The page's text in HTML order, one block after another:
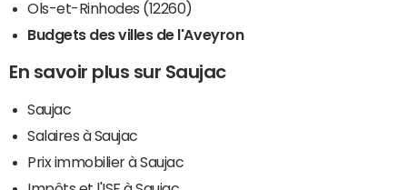
Ols-et-Rinhodes (12260)
Budgets des villes de l'Aveyron
En savoir plus sur Saujac
Saujac
Salaires à Saujac
Prix immobilier à Saujac